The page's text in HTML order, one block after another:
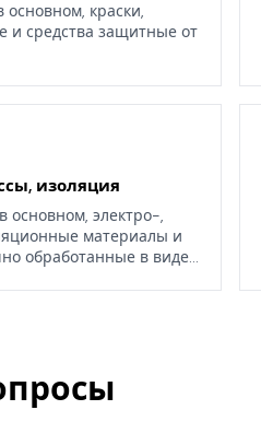
основном, краски,
и средства защитные от
изоляция
основном, электро-,
материалы и
обработанные в виде